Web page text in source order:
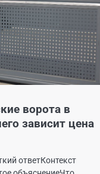
ворота в
зависит цена
ответКонтекст